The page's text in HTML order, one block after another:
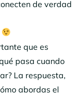
de verdad
que es
pasa cuando
La respuesta,
abordas el